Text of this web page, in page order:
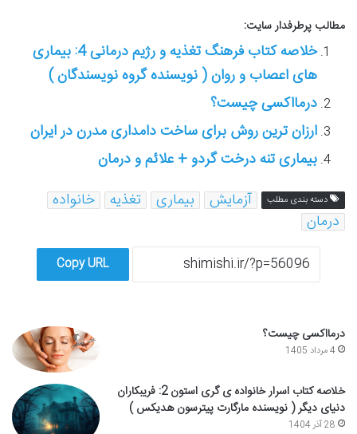
مطالب پرطرفدار سایت:
خلاصه کتاب فرهنگ تغذیه و رژیم درمانی 4: بیماری
های اعصاب و روان ( نویسنده گروه نویسندگان )
درمااکسی چیست؟
ارزان ترین روش برای ساخت دامداری مدرن در ایران
بیماری تنه درخت گردو + علائم و درمان
دسته بندی مطلب آزمایش بیماری تغذیه
خانواده
درمان
Copy URL
درمااکسی چیست؟
4 مرداد 1405
خلاصه کتاب اسرار خانواده ی گری استون 2: فریبکاران
دنیای دیگر ( نویسنده مارگارت پیترسون هدیکس )
28 آذر 1404